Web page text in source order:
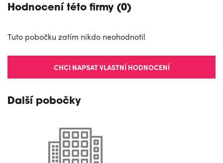
Hodnocení této firmy (0)
Tuto pobočku zatím nikdo neohodnotil
CHCI NAPSAT VLASTNÍ HODNOCENÍ
Další pobočky